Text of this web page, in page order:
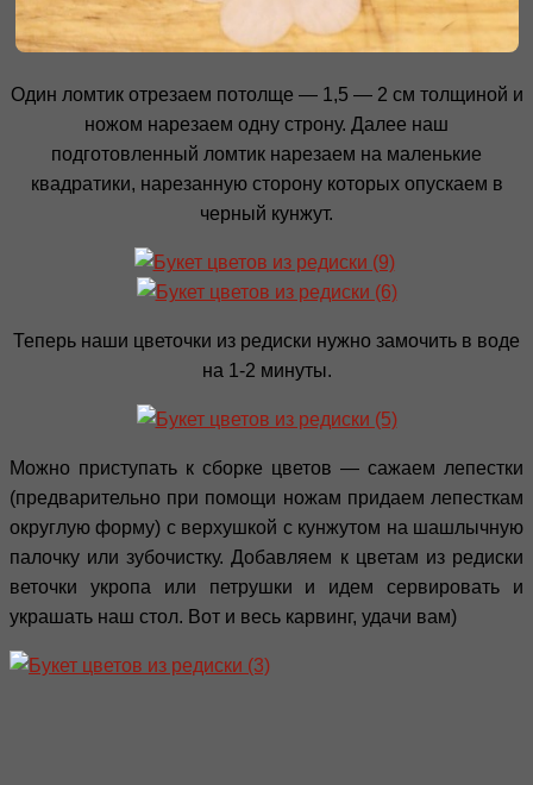
Один ломтик отрезаем потолще — 1,5 — 2 см толщиной и
ножом нарезаем одну строну. Далее наш
подготовленный ломтик нарезаем на маленькие
квадратики, нарезанную сторону которых опускаем в
черный кунжут.
Теперь наши цветочки из редиски нужно замочить в воде
на 1-2 минуты.
Можно приступать к сборке цветов — сажаем лепестки
(предварительно при помощи ножам придаем лепесткам
округлую форму) с верхушкой с кунжутом на шашлычную
палочку или зубочистку. Добавляем к цветам из редиски
веточки укропа или петрушки и идем сервировать и
украшать наш стол. Вот и весь карвинг, удачи вам)